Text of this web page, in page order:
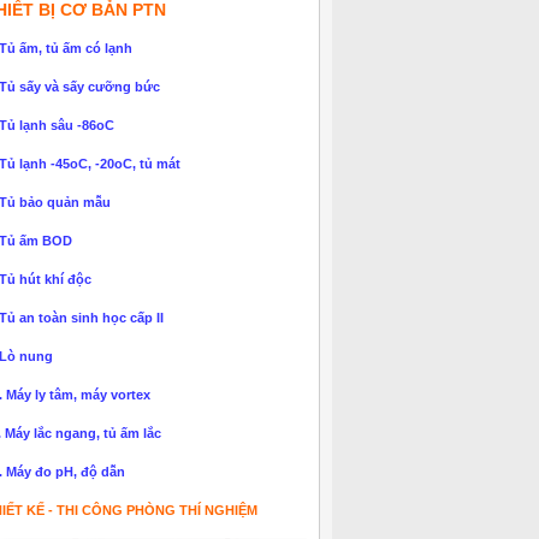
BỊ CƠ BẢN PTN
ấm, tủ ấm có lạnh
sấy và sấy cưỡng bức
lạnh sâu -86oC
lạnh -45oC, -20oC, tủ mát
bảo quản mẫu
ấm BOD
hút khí độc
an toàn sinh học cấp II
nung
Máy ly tâm, máy vortex
Máy lắc ngang, tủ ấm lắc
Máy đo pH, độ dẫn
KẾ - THI CÔNG PHÒNG THÍ NGHIỆM